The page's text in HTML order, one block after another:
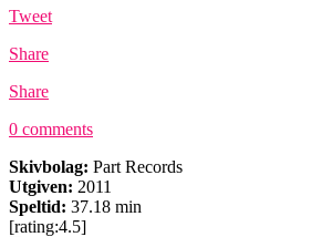
Tweet
Share
Share
0 comments
Skivbolag: Part Records
Utgiven: 2011
Speltid: 37.18 min
[rating:4.5]